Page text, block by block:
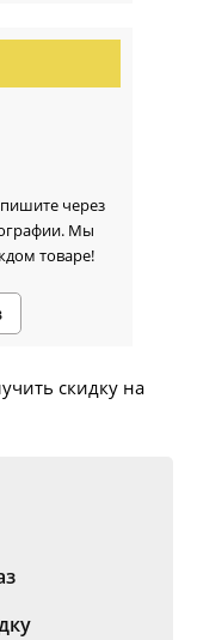
через
Мы
товаре!
скидку на